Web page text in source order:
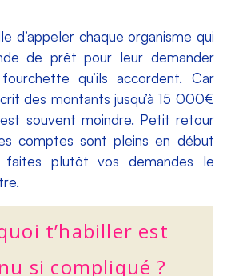
d’appeler chaque organisme qui
de prêt pour leur demander
qu’ils accordent. Car
des montants jusqu’à 15 000€
souvent moindre. Petit retour
comptes sont pleins en début
faites plutôt vos demandes le